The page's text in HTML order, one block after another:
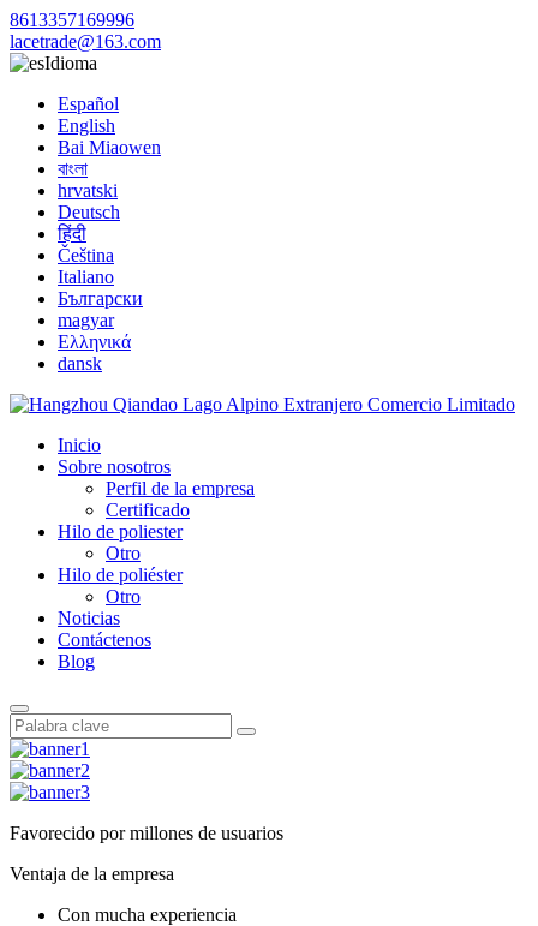
8613357169996
lacetrade@163.com
Idioma
Español
English
Bai Miaowen
বাংলা
hrvatski
Deutsch
हिंदी
Čeština
Italiano
Български
magyar
Ελληνικά
dansk
Inicio
Sobre nosotros
Perfil de la empresa
Certificado
Hilo de poliester
Otro
Hilo de poliéster
Otro
Noticias
Contáctenos
Blog
Favorecido por millones de usuarios
Ventaja de la empresa
Con mucha experiencia